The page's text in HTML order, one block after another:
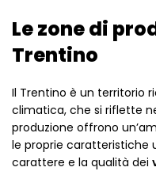
Le zone di
Trentino
Il Trentino è un territorio
climatica, che si riflette
produzione offrono
le proprie caratteristiche
carattere e la qualità dei